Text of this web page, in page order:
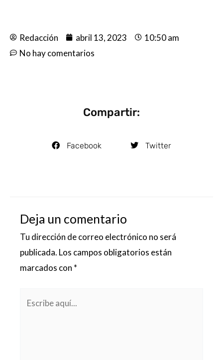
Redacción abril 13, 2023
10:50 am
No hay comentarios
Compartir:
Facebook Twitter
Deja un comentario
Tu dirección de correo electrónico no será
publicada. Los campos obligatorios están
marcados con *